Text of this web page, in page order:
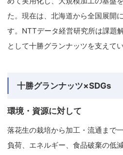
た。現在は、北海道から全国展開
す。NTTデータ経営研究所は課題
として十勝グランナッツを支えてい
十勝グランナッツ×SDGs
環境・資源に対して
落花生の栽培から加工・流通まで
負荷、エネルギー、食品破棄の低